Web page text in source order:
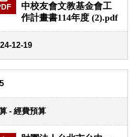
中校友會文教基金會工
作計畫書114年度 (2).pdf
12-19
- 經費預算